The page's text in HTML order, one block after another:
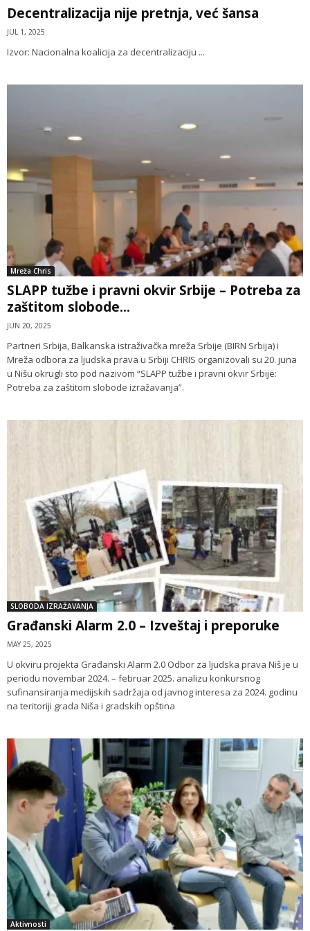
Decentralizacija nije pretnja, već šansa
JUL 1, 2025
Izvor: Nacionalna koalicija za decentralizaciju ...
Mreža Chris
SLAPP tužbe i pravni okvir Srbije – Potreba za
zaštitom slobode...
JUN 20, 2025
Partneri Srbija, Balkanska istraživačka mreža Srbije (BIRN Srbija) i
Mreža odbora za ljudska prava u Srbiji CHRIS organizovali su 20. juna
u Nišu okrugli sto pod nazivom “SLAPP tužbe i pravni okvir Srbije:
Potreba za zaštitom slobode izražavanja”.
SLOBODA IZRAŽAVANJA
Građanski Alarm 2.0 – Izveštaj i preporuke
MAY 25, 2025
U okviru projekta Građanski Alarm 2.0 Odbor za ljudska prava Niš je u
periodu novembar 2024. – februar 2025. analizu konkursnog
sufinansiranja medijskih sadržaja od javnog interesa za 2024. godinu
na teritoriji grada Niša i gradskih opština
Aktivnosti